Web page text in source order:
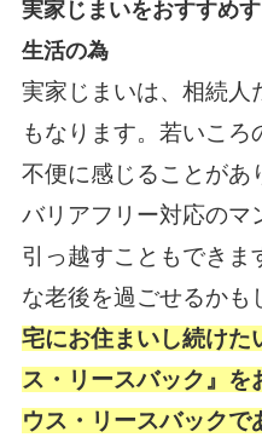
実家じまいをおすすめ
生活の為
実家じまいは、相続人
もなります。若いころ
不便に感じることがあ
バリアフリー対応のマ
引っ越すこともできま
な老後を過ごせるかも
宅にお住まいし続けた
ス・リースバック』を
ウス・リースバックで